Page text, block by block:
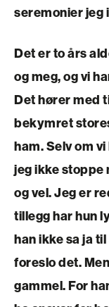
seremonier jeg
Det er to års
og meg, og vi
Det hører med
bekymret
ham. Selv om
jeg ikke stoppe
og vel. Jeg er
tillegg har hun
han ikke sa ja
foreslo det.
gammel. For